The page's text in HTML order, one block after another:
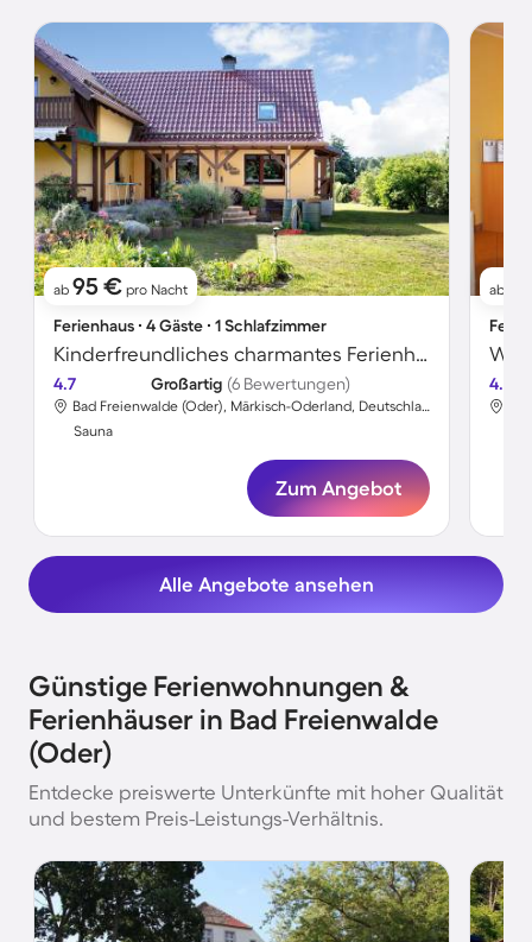
ab 95 € pro Nacht
Ferienhaus ∙ 4 Gäste ∙ 1 Schlafzimmer
Kinderfreundliches charmantes Ferienhaus mit Garten, Grill und Sauna | Gartenblick
4.7 Großartig (6 Bewertungen)
Bad Freienwalde (Oder), Märkisch-Oderland, Deutschland
Sauna
Zum Angebot
ab
4.5
Alle Angebote ansehen
Günstige Ferienwohnungen &
Ferienhäuser in Bad Freienwalde
(Oder)
Entdecke preiswerte Unterkünfte mit hoher Qualität
und bestem Preis-Leistungs-Verhältnis.